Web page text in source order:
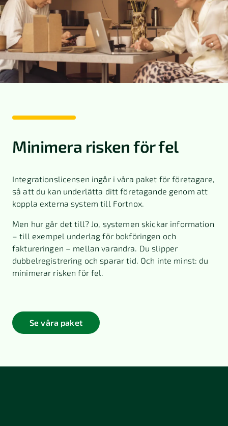
Minimera risken för fel
Integrationslicensen ingår i våra paket för företagare,
så att du kan underlätta ditt företagande genom att
koppla externa system till Fortnox.
Men hur går det till? Jo, systemen skickar information
– till exempel underlag för bokföringen och
faktureringen – mellan varandra. Du slipper
dubbelregistrering och sparar tid. Och inte minst: du
minimerar risken för fel.
Se våra paket